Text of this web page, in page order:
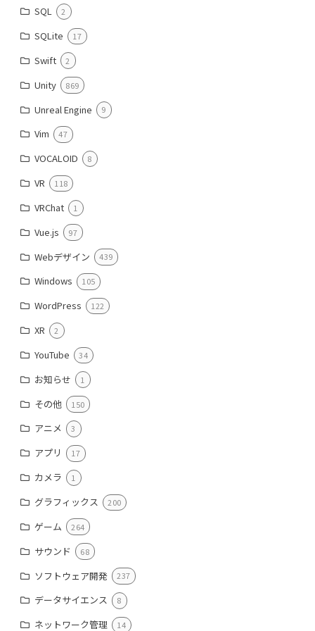
SQL 2
SQLite 17
Swift 2
Unity 869
Unreal Engine 9
Vim 47
VOCALOID 8
VR 118
VRChat 1
Vue.js 97
Webデザイン 439
Windows 105
WordPress 122
XR 2
YouTube 34
お知らせ 1
その他 150
アニメ 3
アプリ 17
カメラ 1
グラフィックス 200
ゲーム 264
サウンド 68
ソフトウェア開発 237
データサイエンス 8
ネットワーク管理 14